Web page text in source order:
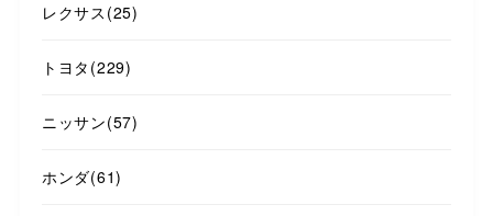
レクサス (25)
トヨタ (229)
ニッサン(57)
ホンダ(61)